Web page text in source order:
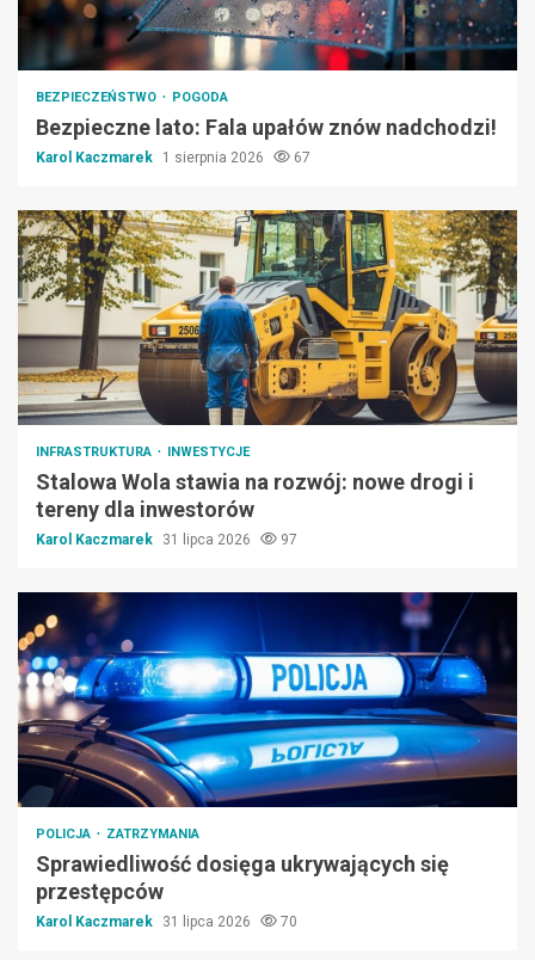
BEZPIECZEŃSTWO POGODA
Bezpieczne lato: Fala upałów znów nadchodzi!
Karol Kaczmarek 1 sierpnia 2026 67
INFRASTRUKTURA INWESTYCJE
Stalowa Wola stawia na rozwój: nowe drogi i
tereny dla inwestorów
Karol Kaczmarek 31 lipca 2026 97
POLICJA ZATRZYMANIA
Sprawiedliwość dosięga ukrywających się
przestępców
Karol Kaczmarek 31 lipca 2026 70